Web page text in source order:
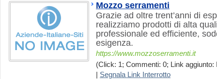
Mozzo serramenti
Grazie ad oltre trent’anni di
realizziamo prodotti di alta
professionale ed efficiente,
esigenza.
https://www.mozzoserramenti.it
(Click: 1; Commenti: 0; Link aggiunto:
Segnala Link Interrotto